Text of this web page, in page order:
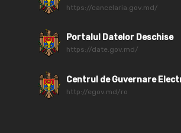
https://cancelaria.gov.md/
Portalul Datelor Deschise
https://date.gov.md/
Centrul de Guvernare
http://egov.md/ro